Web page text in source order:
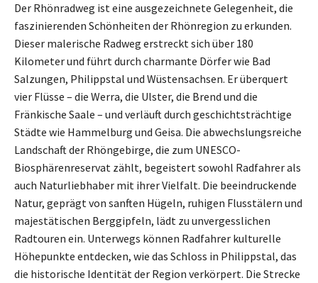
Der Rhönradweg ist eine ausgezeichnete Gelegenheit, die
faszinierenden Schönheiten der Rhönregion zu erkunden.
Dieser malerische Radweg erstreckt sich über 180
Kilometer und führt durch charmante Dörfer wie Bad
Salzungen, Philippstal und Wüstensachsen. Er überquert
vier Flüsse – die Werra, die Ulster, die Brend und die
Fränkische Saale – und verläuft durch geschichtsträchtige
Städte wie Hammelburg und Geisa. Die abwechslungsreiche
Landschaft der Rhöngebirge, die zum UNESCO-
Biosphärenreservat zählt, begeistert sowohl Radfahrer als
auch Naturliebhaber mit ihrer Vielfalt. Die beeindruckende
Natur, geprägt von sanften Hügeln, ruhigen Flusstälern und
majestätischen Berggipfeln, lädt zu unvergesslichen
Radtouren ein. Unterwegs können Radfahrer kulturelle
Höhepunkte entdecken, wie das Schloss in Philippstal, das
die historische Identität der Region verkörpert. Die Strecke